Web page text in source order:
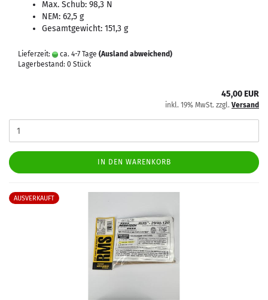
Max. Schub: 98,3 N
NEM: 62,5 g
Gesamtgewicht: 151,3 g
Lieferzeit: ca. 4-7 Tage (Ausland abweichend)
Lagerbestand: 0 Stück
45,00 EUR
inkl. 19% MwSt. zzgl. Versand
IN DEN WARENKORB
AUSVERKAUFT